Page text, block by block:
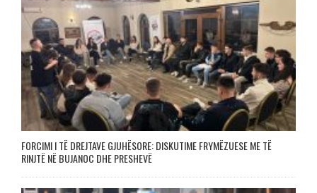
FORCIMI I TË DREJTAVE GJUHËSORE: DISKUTIME FRYMËZUESE ME TË
RINJTË NË BUJANOC DHE PRESHEVË